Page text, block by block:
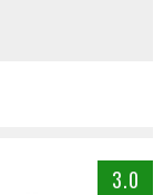
3.0